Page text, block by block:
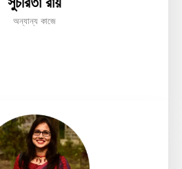
অন্যান্য কাজে